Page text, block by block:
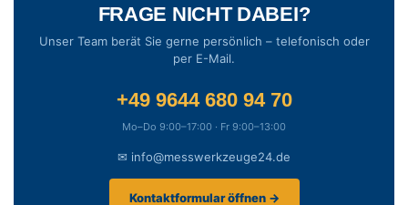
FRAGE NICHT DABEI?
Unser Team berät Sie gerne persönlich – telefonisch oder
per E-Mail.
+49 9644 680 94 70
Mo–Do 9:00–17:00 · Fr 9:00–13:00
✉ info@messwerkzeuge24.de
Kontaktformular öffnen →